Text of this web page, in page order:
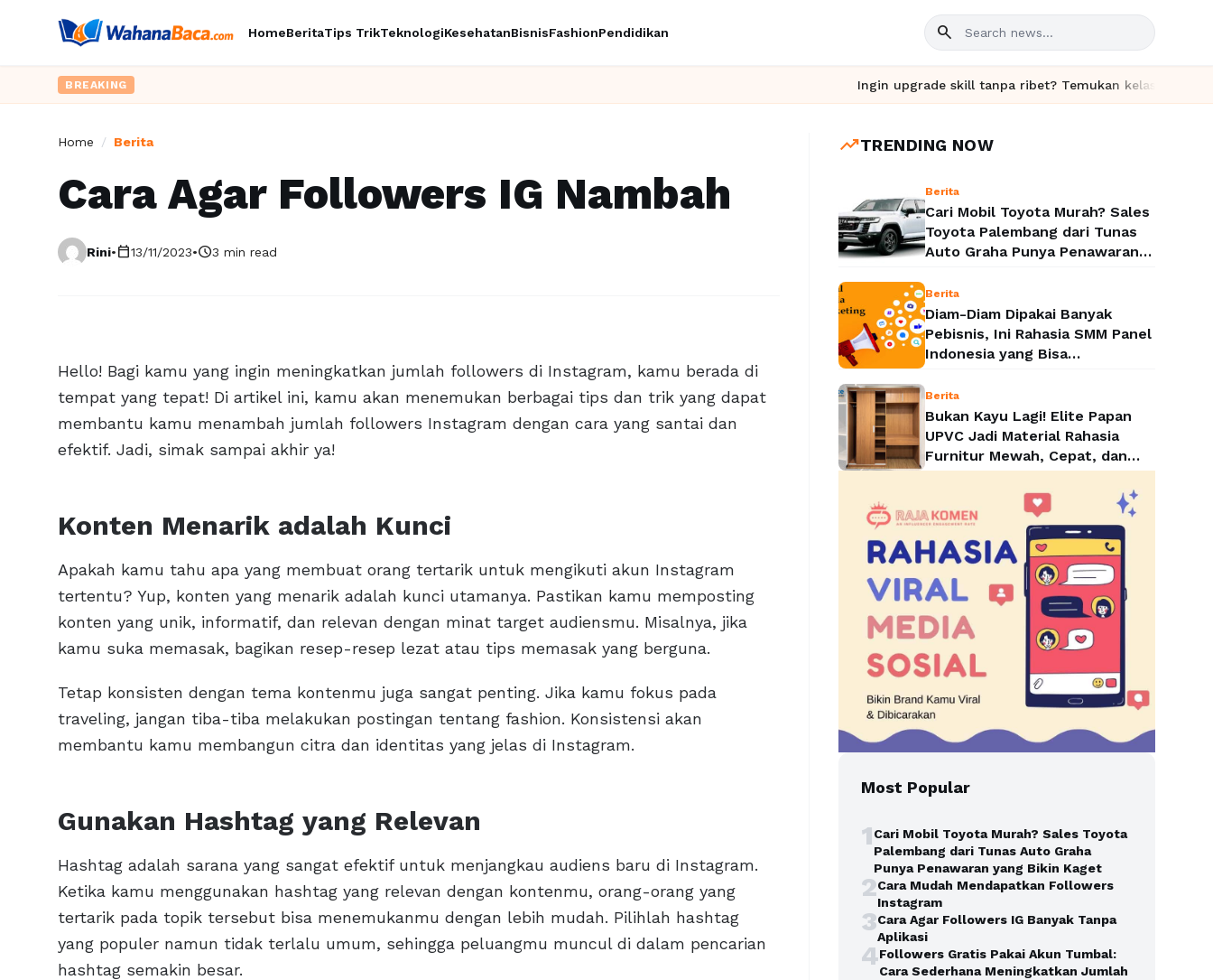
HomeBeritaTips TrikTeknologiKesehatanBisnisFashionPendidikan search
BREAKING Ingin upgrade skill tanpa ribet? Temukan kelas seru dan
Home / Berita
Cara Agar Followers IG Nambah
Rini•calendar_today13/11/2023•schedule3 min read
Hello! Bagi kamu yang ingin meningkatkan jumlah followers di Instagram, kamu berada di
tempat yang tepat! Di artikel ini, kamu akan menemukan berbagai tips dan trik yang dapat
membantu kamu menambah jumlah followers Instagram dengan cara yang santai dan
efektif. Jadi, simak sampai akhir ya!
Konten Menarik adalah Kunci
Apakah kamu tahu apa yang membuat orang tertarik untuk mengikuti akun Instagram
tertentu? Yup, konten yang menarik adalah kunci utamanya. Pastikan kamu memposting
konten yang unik, informatif, dan relevan dengan minat target audiensmu. Misalnya, jika
kamu suka memasak, bagikan resep-resep lezat atau tips memasak yang berguna.
Tetap konsisten dengan tema kontenmu juga sangat penting. Jika kamu fokus pada
traveling, jangan tiba-tiba melakukan postingan tentang fashion. Konsistensi akan
membantu kamu membangun citra dan identitas yang jelas di Instagram.
Gunakan Hashtag yang Relevan
Hashtag adalah sarana yang sangat efektif untuk menjangkau audiens baru di Instagram.
Ketika kamu menggunakan hashtag yang relevan dengan kontenmu, orang-orang yang
tertarik pada topik tersebut bisa menemukanmu dengan lebih mudah. Pilihlah hashtag
yang populer namun tidak terlalu umum, sehingga peluangmu muncul di dalam pencarian
hashtag semakin besar.
trending_upTRENDING NOW
Berita
Cari Mobil Toyota Murah? Sales
Toyota Palembang dari Tunas
Auto Graha Punya Penawaran
Berita
Diam-Diam Dipakai Banyak
Pebisnis, Ini Rahasia SMM Panel
Indonesia yang Bisa
Media
Berita
Bukan Kayu Lagi! Elite Papan
UPVC Jadi Material Rahasia
Furnitur Mewah, Cepat, dan
Lebih Hemat
Most Popular
1Cari Mobil Toyota Murah? Sales Toyota
Palembang dari Tunas Auto Graha
Punya Penawaran yang Bikin Kaget
2Cara Mudah Mendapatkan Followers
Instagram
3Cara Agar Followers IG Banyak Tanpa
Aplikasi
4Followers Gratis Pakai Akun Tumbal:
Cara Sederhana Meningkatkan Jumlah